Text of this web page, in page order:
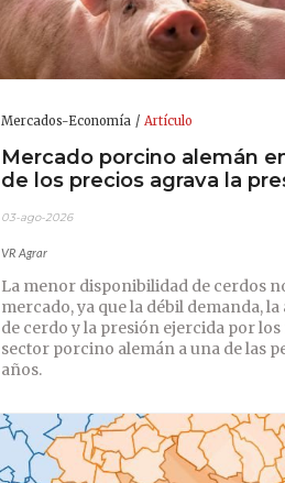
Mercados-Economía Artículo
Mercado porcino alemán
de los precios agrava la
03-ago-2026
VR Agrar
La menor disponibilidad de cerdos
mercado, ya que la débil demanda,
de cerdo y la presión ejercida por
sector porcino alemán a una de las
años.